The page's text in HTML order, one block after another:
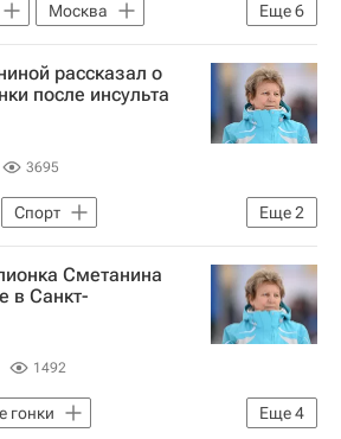
Еще6
Москва
Елена Батурина
рассказал о
после инсульта
3695
Еще2
Спорт
Лыжные виды спорта
Сметанина
в Санкт-
1492
Еще4
гонки